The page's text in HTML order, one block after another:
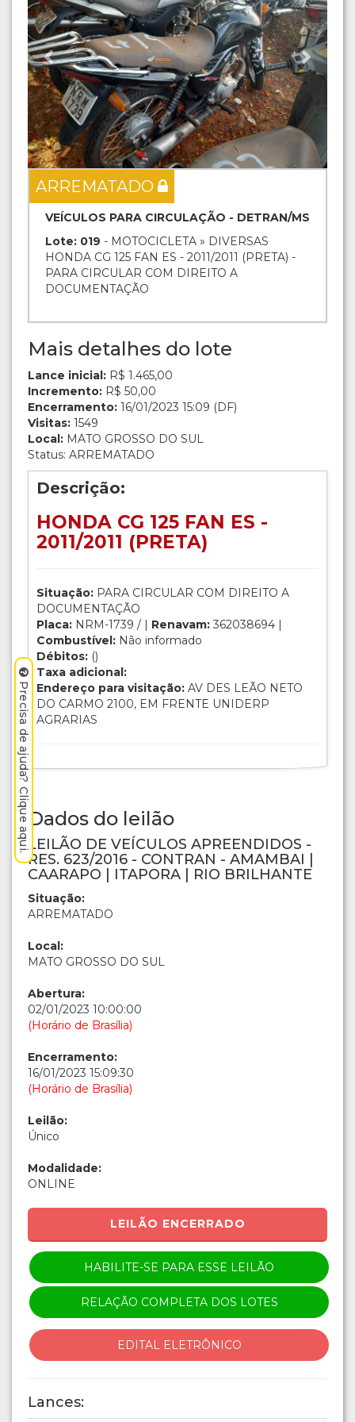
ARREMATADO
VEÍCULOS PARA CIRCULAÇÃO - DETRAN/MS
Lote: 019 - MOTOCICLETA » DIVERSAS
HONDA CG 125 FAN ES - 2011/2011 (PRETA) -
PARA CIRCULAR COM DIREITO A
DOCUMENTAÇÃO
Mais detalhes do lote
Lance inicial: R$ 1.465,00
Incremento: R$ 50,00
Encerramento: 16/01/2023 15:09 (DF)
Visitas: 1549
Local: MATO GROSSO DO SUL
Status: ARREMATADO
Descrição:
HONDA CG 125 FAN ES -
2011/2011 (PRETA)
Situação: PARA CIRCULAR COM DIREITO A
DOCUMENTAÇÃO
Placa: NRM-1739 / | Renavam: 362038694 |
Combustível: Não informado
Débitos: ()
Taxa adicional:
Endereço para visitação: AV DES LEÃO NETO
DO CARMO 2100, EM FRENTE UNIDERP
AGRARIAS
Dados do leilão
LEILÃO DE VEÍCULOS APREENDIDOS -
RES. 623/2016 - CONTRAN - AMAMBAI |
CAARAPO | ITAPORA | RIO BRILHANTE
Situação:
ARREMATADO
Local:
MATO GROSSO DO SUL
Abertura:
02/01/2023 10:00:00
(Horário de Brasília)
Encerramento:
16/01/2023 15:09:30
(Horário de Brasília)
Leilão:
Único
Modalidade:
ONLINE
LEILÃO ENCERRADO
HABILITE-SE PARA ESSE LEILÃO
RELAÇÃO COMPLETA DOS LOTES
EDITAL ELETRÔNICO
Lances:
Precisa de ajuda? Clique aqui.